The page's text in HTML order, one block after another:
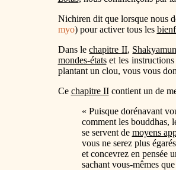
Nichiren dit que lorsque nous
myo) pour activer tous les
Dans lechapitre II,
mondes-étatset les instructions
plantant un clou, vous vous
Ce chapitre IIcontient un de
« Puisque dorénavant
comment les bouddhas,
se servent de moyens
vous ne serez plus
et concevrez en pensée
sachant vous-mêmes